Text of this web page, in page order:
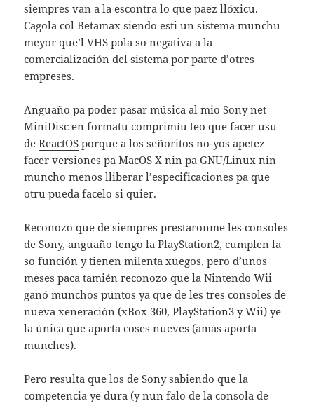
siempres van a la escontra lo que paez llóxicu.
Cagola col Betamax siendo esti un sistema munchu
meyor que’l VHS pola so negativa a la
comercialización del sistema por parte d’otres
empreses.
Anguaño pa poder pasar música al mio Sony net
MiniDisc en formatu comprimíu teo que facer usu
deReactOS porque a los señoritos no-yos apetez
facer versiones pa MacOS X nin pa GNU/Linux nin
muncho menos lliberar l’especificaciones pa que
otru pueda facelo si quier.
Reconozo que de siempres prestaronme les consoles
de Sony, anguaño tengo la PlayStation2, cumplen la
so función y tienen milenta xuegos, pero d’unos
meses paca tamién reconozo que laNintendo Wii
ganó munchos puntos ya que de les tres consoles de
nueva xeneración (xBox 360, PlayStation3 y Wii) ye
la única que aporta coses nueves (amás aporta
munches).
Pero resulta que los de Sony sabiendo que la
competencia ye dura (y nun falo de la consola de